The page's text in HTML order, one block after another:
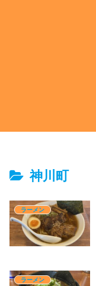
神川町
ラーメン
ラーメン